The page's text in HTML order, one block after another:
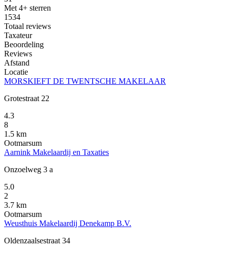
Met 4+ sterren
1534
Totaal reviews
Taxateur
Beoordeling
Reviews
Afstand
Locatie
MORSKIEFT DE TWENTSCHE MAKELAAR
Grotestraat 22
4.3
8
1.5 km
Ootmarsum
Aarnink Makelaardij en Taxaties
Onzoelweg 3 a
5.0
2
3.7 km
Ootmarsum
Weusthuis Makelaardij Denekamp B.V.
Oldenzaalsestraat 34